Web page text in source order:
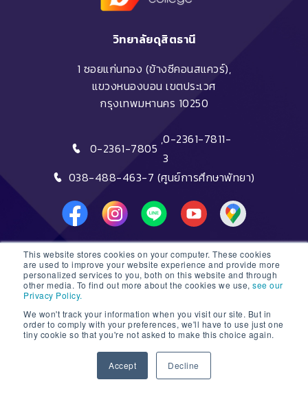
This website stores cookies on your computer. These cookies
are used to improve your website experience and provide more
personalized services to you, both on this website and through
other media. To find out more about the cookies we use, see our
Privacy Policy.
We won't track your information when you visit our site. But in
order to comply with your preferences, we'll have to use just one
tiny cookie so that you're not asked to make this choice again.
Accept Decline
วิทยาลัยดุสิตธานี
1 ซอยแก่นทอง (ข้างซีคอนสแควร์),
แขวงหนองบอน เขตประเวศ
กรุงเทพมหานคร 10250
0-2361-7805
,0-2361-7811-
3
038-488-463-7 (ศูนย์การศึกษาพัทยา)
DTC HOTLINE
FAQs
ติดต่อฝ่ายรับสมัครหลักสูตรระยะสั้น
ติดต่อฝ่ายรับสมัครหลักสูตรปริญญา
© 2026 Dusit Thani College |